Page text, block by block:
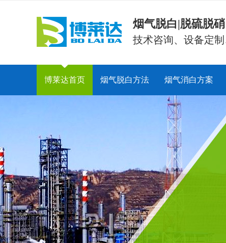
烟气脱白|脱硫脱
技术咨询、设备定
博莱达首页 烟气脱白方法 烟气消白方案